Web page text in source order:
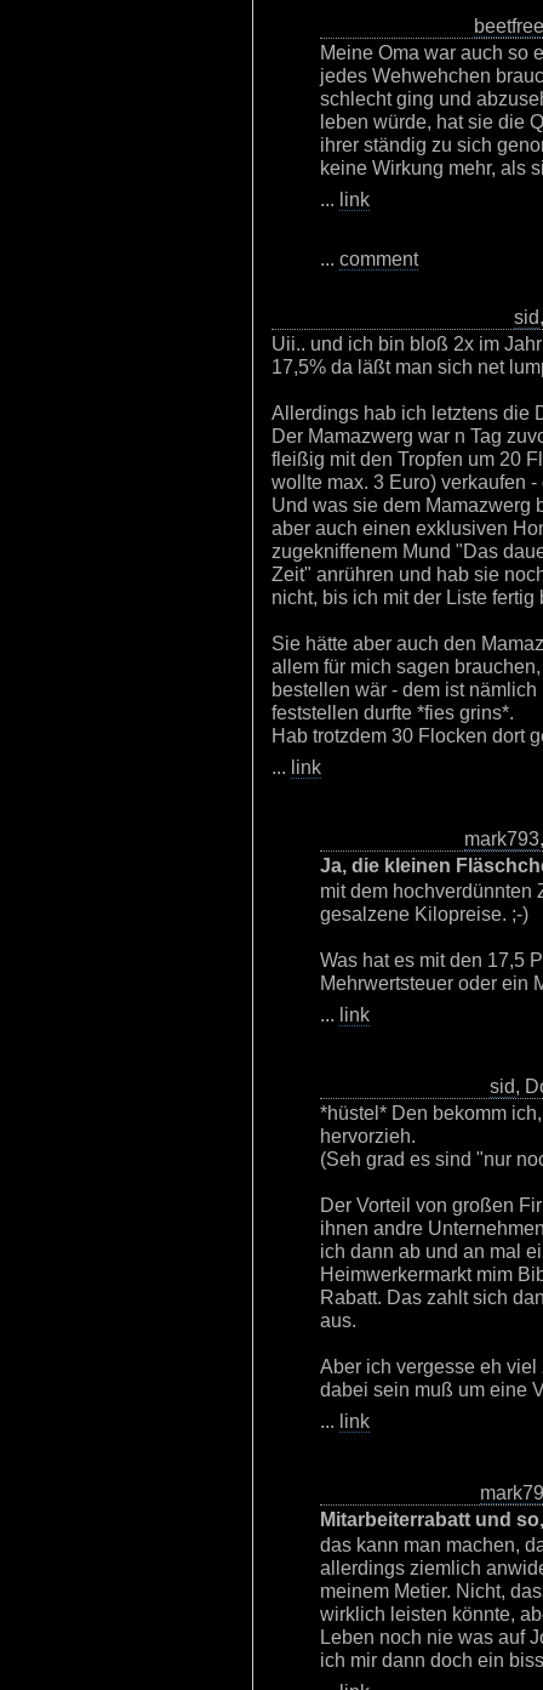
Meine Oma war auch so
jedes Wehwehchen
schlecht ging und
leben würde, hat sie die
ihrer ständig zu sich
keine Wirkung mehr, als
... link
... comment
sid
Uii.. und ich bin bloß 2x im
17,5% da läßt man sich net
Allerdings hab ich letztens die
Der Mamazwerg war n Tag
fleißig mit den Tropfen um 20
wollte max. 3 Euro) verkaufen
Und was sie dem Mamazwerg
aber auch einen exklusiven
zugekniffenem Mund "Das
Zeit" anrühren und hab sie
nicht, bis ich mit der Liste fertig
Sie hätte aber auch den
allem für mich sagen
bestellen wär - dem ist
feststellen durfte *fies grins*.
Hab trotzdem 30 Flocken dort
... link
mark793
Ja, die kleinen
mit dem hochverdünnten
gesalzene Kilopreise. ;-)
Was hat es mit den 17,5
Mehrwertsteuer oder ein
... link
sid,
*hüstel* Den bekomm
hervorzieh.
(Seh grad es sind "nur
Der Vorteil von großen
ihnen andre
ich dann ab und an mal
Heimwerkermarkt mim
Rabatt. Das zahlt sich
aus.
Aber ich vergesse eh
dabei sein muß um eine
... link
Mitarbeiterrabatt und so,
das kann man machen,
allerdings ziemlich
meinem Metier. Nicht,
wirklich leisten könnte,
Leben noch nie was auf
ich mir dann doch ein